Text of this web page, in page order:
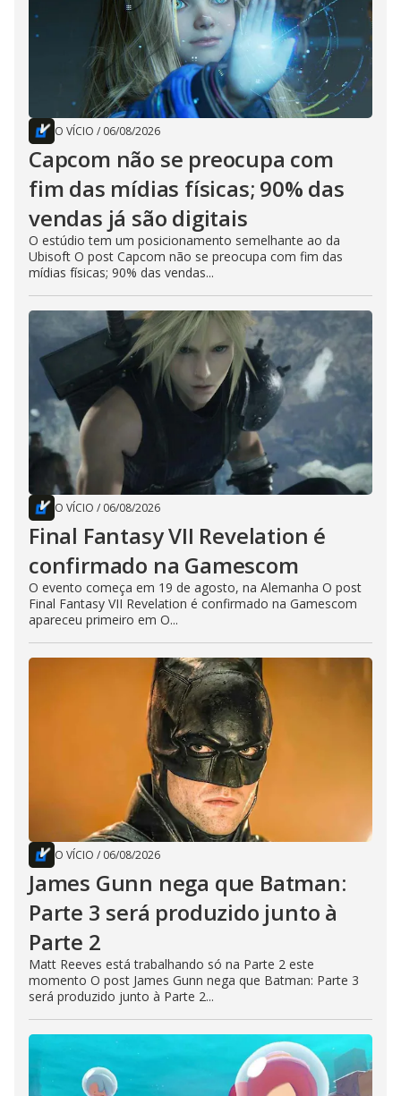
O VÍCIO / 06/08/2026
Capcom não se preocupa com
fim das mídias físicas; 90% das
vendas já são digitais
O estúdio tem um posicionamento semelhante ao da
Ubisoft O post Capcom não se preocupa com fim das
mídias físicas; 90% das vendas...
O VÍCIO / 06/08/2026
Final Fantasy VII Revelation é
confirmado na Gamescom
O evento começa em 19 de agosto, na Alemanha O post
Final Fantasy VII Revelation é confirmado na Gamescom
apareceu primeiro em O...
O VÍCIO / 06/08/2026
James Gunn nega que Batman:
Parte 3 será produzido junto à
Parte 2
Matt Reeves está trabalhando só na Parte 2 este
momento O post James Gunn nega que Batman: Parte 3
será produzido junto à Parte 2...